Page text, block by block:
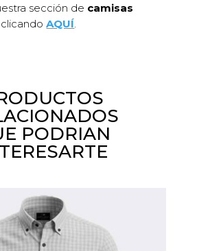
sección de camisas
clicandoAQUÍ.
PODRIAN